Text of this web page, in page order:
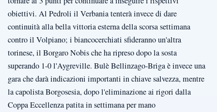
obiettivi. Al Pedroli il Verbania tenterà invece di dare
continuità alla bella vittoria esterna della scorsa settimana
contro il Volpiano; i biancocerchiati sfideranno un'altra
torinese, il Borgaro Nobis che ha ripreso dopo la sosta
superando 1-0 l'Aygreville. Bulè Bellinzago-Briga è invece una
gara che darà indicazioni importanti in chiave salvezza, mentre
la capolista Borgosesia, dopo l'eliminazione ai rigori dalla
Coppa Eccellenza patita in settimana per mano